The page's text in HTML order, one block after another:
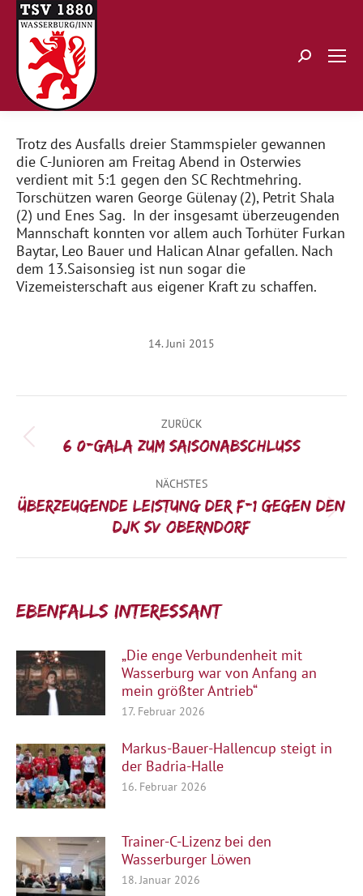
Search:
Trotz des Ausfalls dreier Stammspieler gewannen
die C-Junioren am Freitag Abend in Osterwies
verdient mit 5:1 gegen den SC Rechtmehring.
Torschützen waren George Gülenay (2), Petrit Shala
(2) und Enes Sag. In der insgesamt überzeugenden
Mannschaft konnten vor allem auch Torhüter Furkan
Baytar, Leo Bauer und Halican Alnar gefallen. Nach
dem 13.Saisonsieg ist nun sogar die
Vizemeisterschaft aus eigener Kraft zu schaffen.
14. Juni 2015
ZURÜCK
Vorheriger
6:0-Gala zum Saisonabschluss
NÄCHSTES
Nächster
Beitrag:
Überzeugende Leistung der F-1 gegen den
DJK SV Oberndorf
Ebenfalls interessant:
„Die enge Verbundenheit mit
Wasserburg war von Anfang an
mein größter Antrieb“
17. Februar 2026
Markus-Bauer-Hallencup steigt in
der Badria-Halle
16. Februar 2026
Trainer-C-Lizenz bei den
Wasserburger Löwen
18. Januar 2026